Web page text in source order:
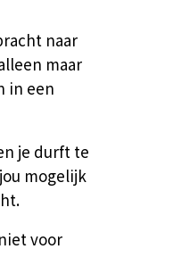
naar
maar
in een
je durft te
mogelijk
voor